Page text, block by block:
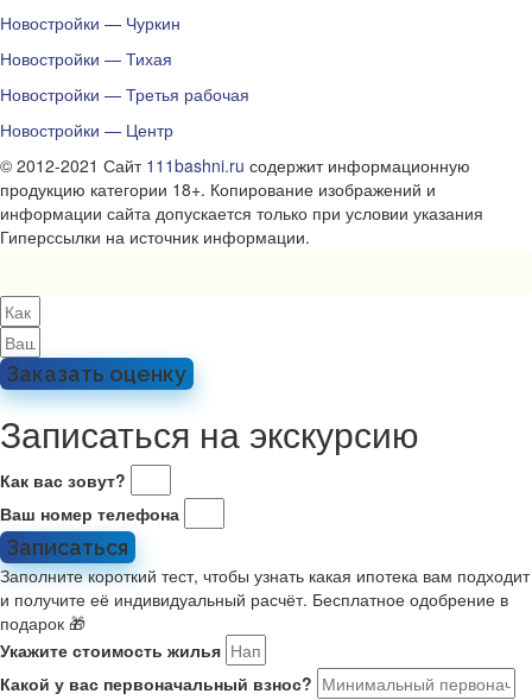
Новостройки — Чуркин
Новостройки — Тихая
Новостройки — Третья рабочая
Новостройки — Центр
© 2012-2021 Сайт 111bashni.ru содержит информационную
продукцию категории 18+. Копирование изображений и
информации сайта допускается только при условии указания
Гиперссылки на источник информации.
Заказать оценку
Записаться на экскурсию
Как вас зовут?
Ваш номер телефона
Записаться
Заполните короткий тест, чтобы узнать какая ипотека вам подходит
и получите её индивидуальный расчёт. Бесплатное одобрение в
подарок 🎁
Укажите стоимость жилья
Какой у вас первоначальный взнос?